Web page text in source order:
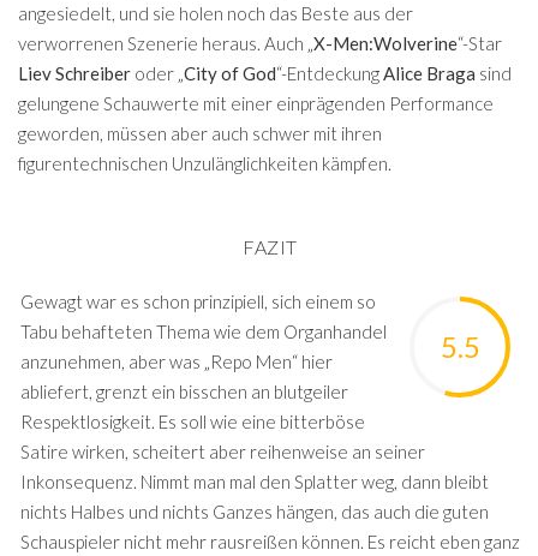
angesiedelt, und sie holen noch das Beste aus der
verworrenen Szenerie heraus. Auch „ X-Men:Wolverine“-Star
Liev Schreiber oder „ City of God“-Entdeckung Alice Braga sind
gelungene Schauwerte mit einer einprägenden Performance
geworden, müssen aber auch schwer mit ihren
figurentechnischen Unzulänglichkeiten kämpfen.
FAZIT
5.5
Gewagt war es schon prinzipiell, sich einem so
Tabu behafteten Thema wie dem Organhandel
anzunehmen, aber was „Repo Men“ hier
abliefert, grenzt ein bisschen an blutgeiler
Respektlosigkeit. Es soll wie eine bitterböse
Satire wirken, scheitert aber reihenweise an seiner
Inkonsequenz. Nimmt man mal den Splatter weg, dann bleibt
nichts Halbes und nichts Ganzes hängen, das auch die guten
Schauspieler nicht mehr rausreißen können. Es reicht eben ganz